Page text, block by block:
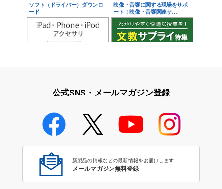
ソフト（ドライバー）ダウンロ
ード
映像・音響に関する現場をサポ
ート！映像・音響関連サ…
学校教育のICT環境整備特集
公式SNS・メールマガジン登録
新製品の情報などの最新情報をお届けします
メールマガジン無料登録